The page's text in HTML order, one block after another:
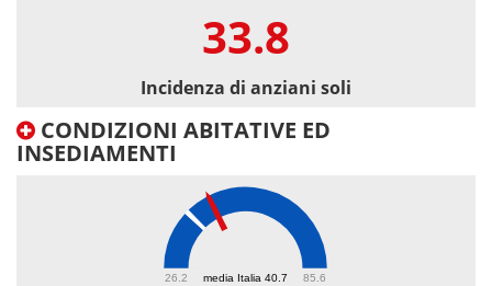
33.8
Incidenza di anziani soli
CONDIZIONI ABITATIVE ED
INSEDIAMENTI
media Italia 40.7
26.2 85.6